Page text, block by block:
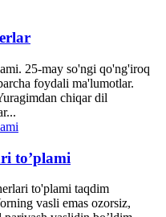
25-may so'ngi qo'ng'iroq
foydali ma'lumotlar.
chiqar dil
to’plami
to'plami taqdim
vasli emas ozorsiz,